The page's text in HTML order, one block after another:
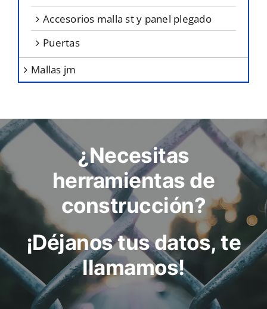
accesorios malla st y panel plegado
puertas
mallas jm
¿Necesitas
herramientas de
construcción?
¡Déjanos tus datos, te
llamamos!